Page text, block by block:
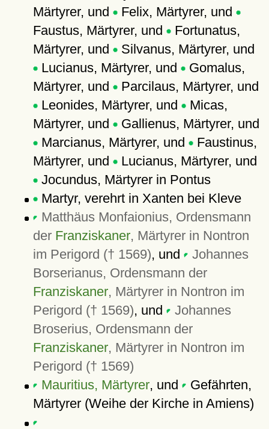
Märtyrer, und Felix, Märtyrer, und
Faustus, Märtyrer, und Fortunatus,
Märtyrer, und Silvanus, Märtyrer, und
Lucianus, Märtyrer, und Gomalus,
Märtyrer, und Parcilaus, Märtyrer, und
Leonides, Märtyrer, und Micas,
Märtyrer, und Gallienus, Märtyrer, und
Marcianus, Märtyrer, und Faustinus,
Märtyrer, und Lucianus, Märtyrer, und
Jocundus, Märtyrer in Pontus
Martyr, verehrt in Xanten bei Kleve
Matthäus Monfaionius, Ordensmann
der Franziskaner, Märtyrer in Nontron
im Perigord († 1569), und
Johannes
Borserianus, Ordensmann der
Franziskaner, Märtyrer in Nontron im
Perigord († 1569), und
Johannes
Broserius, Ordensmann der
Franziskaner, Märtyrer in Nontron im
Perigord († 1569)
Mauritius, Märtyrer, und
Gefährten,
Märtyrer (Weihe der Kirche in Amiens)